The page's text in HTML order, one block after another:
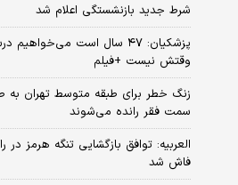
شرط جدید بازنشستگی اعلام شد
پزشکیان: ۴۷ سال است
وقتش نیست +فیلم
زنگ خطر برای طبقه متوسط تهران به
سمت فقر رانده می‌شوند
فاش شد